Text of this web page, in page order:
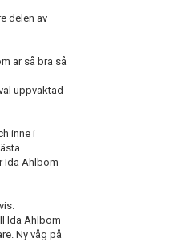
delen av
är så bra så
uppvaktad
inne i
Ida Ahlbom
Ida Ahlbom
Ny våg på